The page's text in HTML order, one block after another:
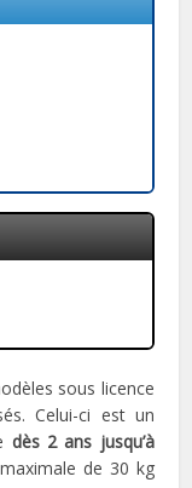
sous licence
Celui-ci est un
dès 2 ans jusqu’à
de 30 kg